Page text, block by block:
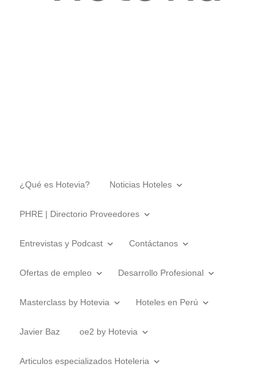
¿Qué es Hotevia? Noticias Hoteles
PHRE | Directorio Proveedores
Entrevistas y Podcast Contáctanos
Ofertas de empleo Desarrollo Profesional
Masterclass by Hotevia Hoteles en Perú
Javier Baz oe2 by Hotevia
Articulos especializados Hoteleria